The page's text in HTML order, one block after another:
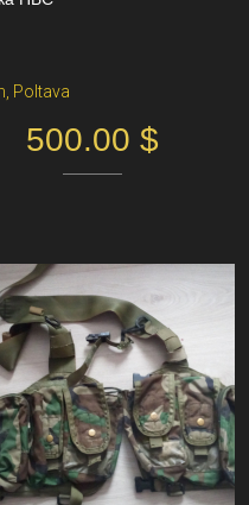
Poltava
500.00 $